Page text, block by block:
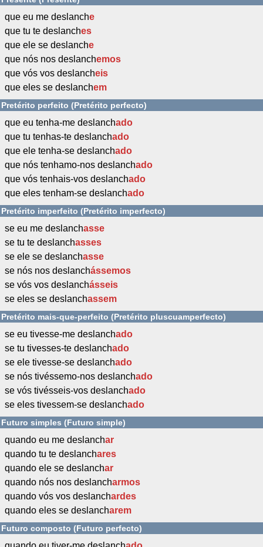
que eu me deslanche
que tu te deslanches
que ele se deslanche
que nós nos deslanchemos
que vós vos deslancheis
que eles se deslanchem
Pretérito perfeito (Pretérito perfecto)
que eu tenha-me deslanchado
que tu tenhas-te deslanchado
que ele tenha-se deslanchado
que nós tenhamo-nos deslanchado
que vós tenhais-vos deslanchado
que eles tenham-se deslanchado
Pretérito imperfeito (Pretérito imperfecto)
se eu me deslanchasse
se tu te deslanchasses
se ele se deslanchasse
se nós nos deslanchássemos
se vós vos deslanchásseis
se eles se deslanchassem
Pretérito mais-que-perfeito (Pretérito pluscuamperfecto)
se eu tivesse-me deslanchado
se tu tivesses-te deslanchado
se ele tivesse-se deslanchado
se nós tivéssemo-nos deslanchado
se vós tivésseis-vos deslanchado
se eles tivessem-se deslanchado
Futuro simples (Futuro simple)
quando eu me deslanchar
quando tu te deslanchares
quando ele se deslanchar
quando nós nos deslancharmos
quando vós vos deslanchardes
quando eles se deslancharem
Futuro composto (Futuro perfecto)